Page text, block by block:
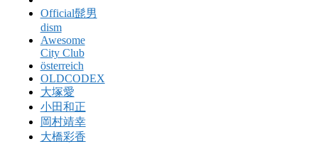
Official髭男
dism
Awesome
City Club
österreich
OLDCODEX
大塚愛
小田和正
岡村靖幸
大橋彩香